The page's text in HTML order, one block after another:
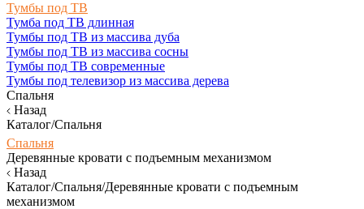
Тумбы под ТВ
Тумба под ТВ длинная
Тумбы под ТВ из массива дуба
Тумбы под ТВ из массива сосны
Тумбы под ТВ современные
Тумбы под телевизор из массива дерева
Спальня
Назад
Каталог/Спальня
Спальня
Деревянные кровати с подъемным механизмом
Назад
Каталог/Спальня/Деревянные кровати с подъемным
механизмом